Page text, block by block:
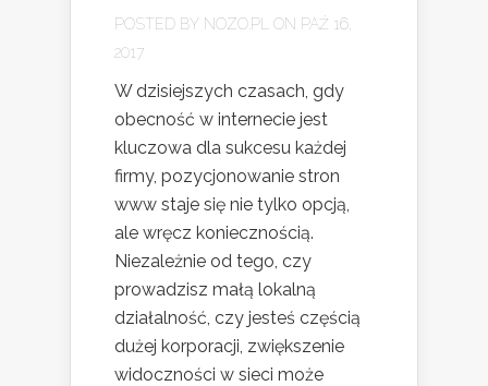
POSTED BY NOZO.PL
ON PAŹ 16,
2017
W dzisiejszych czasach, gdy
obecność w internecie jest
kluczowa dla sukcesu każdej
firmy, pozycjonowanie stron
www staje się nie tylko opcją,
ale wręcz koniecznością.
Niezależnie od tego, czy
prowadzisz małą lokalną
działalność, czy jesteś częścią
dużej korporacji, zwiększenie
widoczności w sieci może